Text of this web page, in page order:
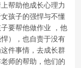
帮助他成长心理力
孩子的强悍与不懂
要帮他做作业 ，他
），也自责于没有
件事情，去成长群
师的帮助，他们的